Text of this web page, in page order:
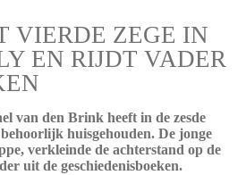
VIERDE ZEGE IN
EN RIJDT VADER
van den Brink heeft in de zesde
huisgehouden. De jonge
verkleinde de achterstand op de
uit de geschiedenisboeken.